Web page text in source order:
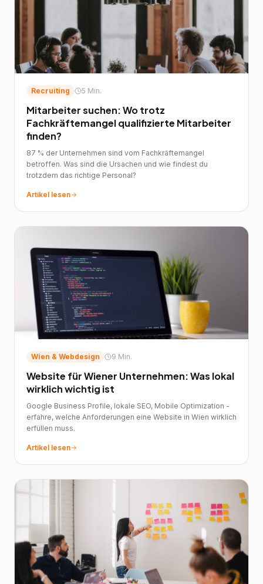
Recruiting 5 Min.
Mitarbeiter suchen: Wo trotz
Fachkräftemangel qualifizierte Mitarbeiter
finden?
87 % der Unternehmen sind vom Fachkräftemangel
betroffen. Was sind die Ursachen und wie findest du
trotzdem das richtige Personal?
Artikel lesen
Wien & Webdesign 9 Min.
Website für Wiener Unternehmen: Was lokal
wirklich wichtig ist
Google Business Profile, lokale SEO, Mobile Optimization -
erfahre, welche Anforderungen eine Website in Wien wirklich
erfüllen muss.
Artikel lesen